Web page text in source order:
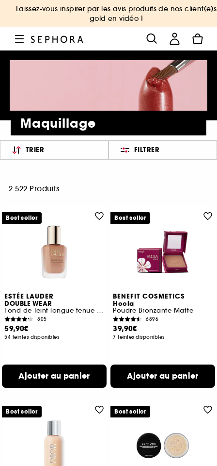
Laissez-vous inspirer par les avis produits de nos client(e)s
gold en vidéo !
Maquillage
TRIER FILTRER
2 522 Produits
ESTÉE LAUDER
DOUBLE WEAR
Fond de Teint longue tenue intransférable SPF10
805
59,90€
54 teintes disponibles
Ajouter au panier
Best seller
BENEFIT COSMETICS
Hoola
Poudre Bronzante Matte
6896
39,90€
7 teintes disponibles
Ajouter au panier
Best seller
Best seller Best seller